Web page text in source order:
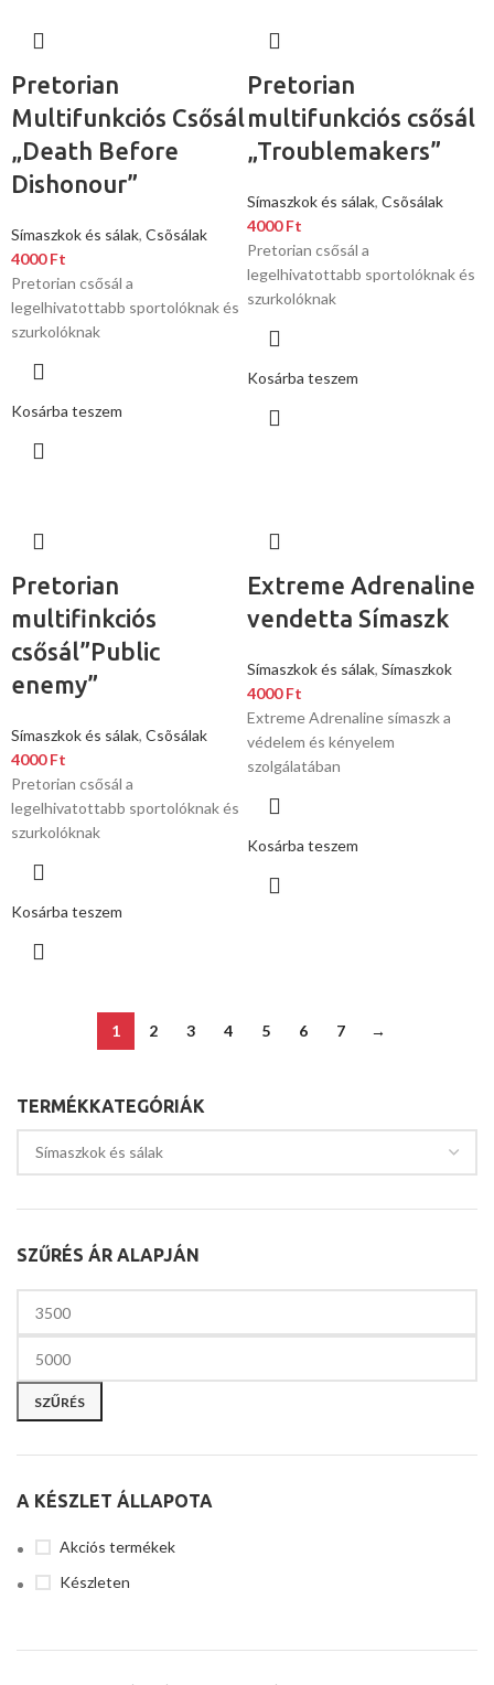
TERMÉKKATEGÓRIÁK
SZŰRÉS ÁR ALAPJÁN
SZŰRÉS
A KÉSZLET ÁLLAPOTA
Akciós termékek
Készleten
Pretorian
Multifunkciós Csősál
„Death Before
Dishonour”
Símaszkok és sálak, Csõsálak
4000Ft
Pretorian csősál a
legelhivatottabb sportolóknak és
szurkolóknak
Kosárba teszem
Pretorian
multifunkciós csősál
„Troublemakers”
Símaszkok és sálak, Csõsálak
4000Ft
Pretorian csősál a
legelhivatottabb sportolóknak és
szurkolóknak
Kosárba teszem
Pretorian
multifinkciós
csősál”Public
enemy”
Símaszkok és sálak, Csõsálak
4000Ft
Pretorian csősál a
legelhivatottabb sportolóknak és
szurkolóknak
Kosárba teszem
Extreme Adrenaline
vendetta Símaszk
Símaszkok és sálak, Símaszkok
4000Ft
Extreme Adrenaline símaszk a
védelem és kényelem
szolgálatában
Kosárba teszem
1 2 3 4 5 6 7 →